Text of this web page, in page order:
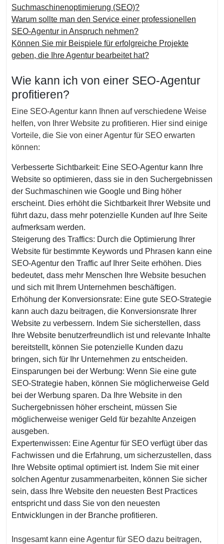
Suchmaschinenoptimierung (SEO)?
Warum sollte man den Service einer professionellen
SEO-Agentur in Anspruch nehmen?
Können Sie mir Beispiele für erfolgreiche Projekte
geben, die Ihre Agentur bearbeitet hat?
Wie kann ich von einer SEO-Agentur
profitieren?
Eine SEO-Agentur kann Ihnen auf verschiedene Weise
helfen, von Ihrer Website zu profitieren. Hier sind einige
Vorteile, die Sie von einer Agentur für SEO erwarten
können:
Verbesserte Sichtbarkeit: Eine SEO-Agentur kann Ihre
Website so optimieren, dass sie in den Suchergebnissen
der Suchmaschinen wie Google und Bing höher
erscheint. Dies erhöht die Sichtbarkeit Ihrer Website und
führt dazu, dass mehr potenzielle Kunden auf Ihre Seite
aufmerksam werden.
Steigerung des Traffics: Durch die Optimierung Ihrer
Website für bestimmte Keywords und Phrasen kann eine
SEO-Agentur den Traffic auf Ihrer Seite erhöhen. Dies
bedeutet, dass mehr Menschen Ihre Website besuchen
und sich mit Ihrem Unternehmen beschäftigen.
Erhöhung der Konversionsrate: Eine gute SEO-Strategie
kann auch dazu beitragen, die Konversionsrate Ihrer
Website zu verbessern. Indem Sie sicherstellen, dass
Ihre Website benutzerfreundlich ist und relevante Inhalte
bereitstellt, können Sie potenzielle Kunden dazu
bringen, sich für Ihr Unternehmen zu entscheiden.
Einsparungen bei der Werbung: Wenn Sie eine gute
SEO-Strategie haben, können Sie möglicherweise Geld
bei der Werbung sparen. Da Ihre Website in den
Suchergebnissen höher erscheint, müssen Sie
möglicherweise weniger Geld für bezahlte Anzeigen
ausgeben.
Expertenwissen: Eine Agentur für SEO verfügt über das
Fachwissen und die Erfahrung, um sicherzustellen, dass
Ihre Website optimal optimiert ist. Indem Sie mit einer
solchen Agentur zusammenarbeiten, können Sie sicher
sein, dass Ihre Website den neuesten Best Practices
entspricht und dass Sie von den neuesten
Entwicklungen in der Branche profitieren.
Insgesamt kann eine Agentur für SEO dazu beitragen,